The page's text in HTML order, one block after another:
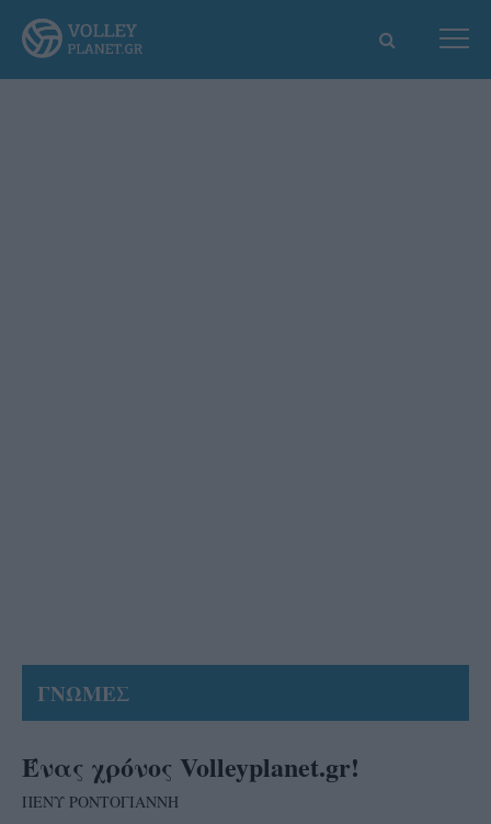
ΓΝΩΜΕΣ
Ένας χρόνος Volleyplanet.gr!
ΠΕΝΥ ΡΟΝΤΟΓΙΑΝΝΗ